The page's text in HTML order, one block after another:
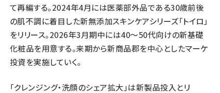
て再編する。2024年4月には医薬部外品である30歳前後
の肌不調に着目した新無添加スキンケアシリーズ「トイロ」
をリリース。2026年3月期中には40～50代向けの新基礎
化粧品を用意する。来期から新商品郡を中心としたマーケ
投資を実施していく。
「クレンジング・洗顔のシェア拡大」は新製品投入とリ